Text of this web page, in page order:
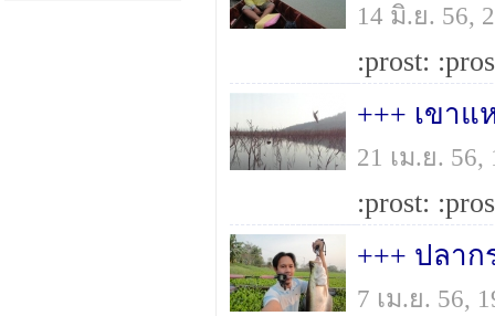
14 มิ.ย. 56,
+++ เขาแ
21 เม.ย.
+++ ปลาก
7 เม.ย. 56,